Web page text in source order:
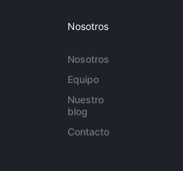
Nosotros
Nosotros
Equipo
Nuestro
blog
Contacto